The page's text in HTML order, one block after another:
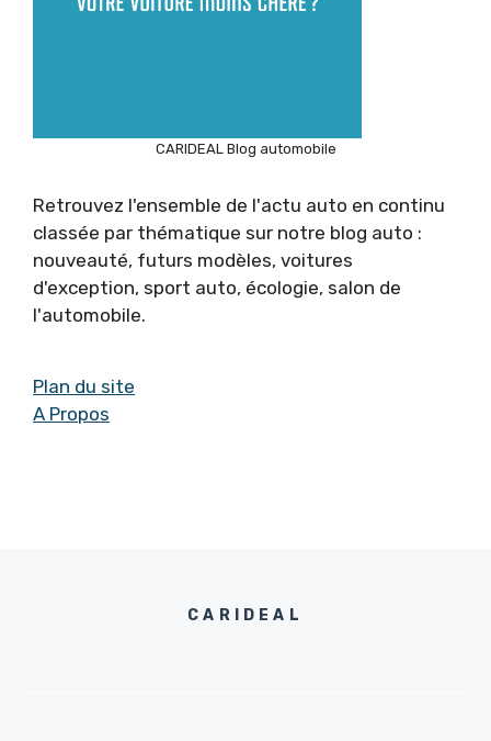
CARIDEAL Blog automobile
Retrouvez l'ensemble de l'actu auto en continu
classée par thématique sur notre blog auto :
nouveauté, futurs modèles, voitures
d'exception, sport auto, écologie, salon de
l'automobile.
Plan du site
A Propos
CARIDEAL